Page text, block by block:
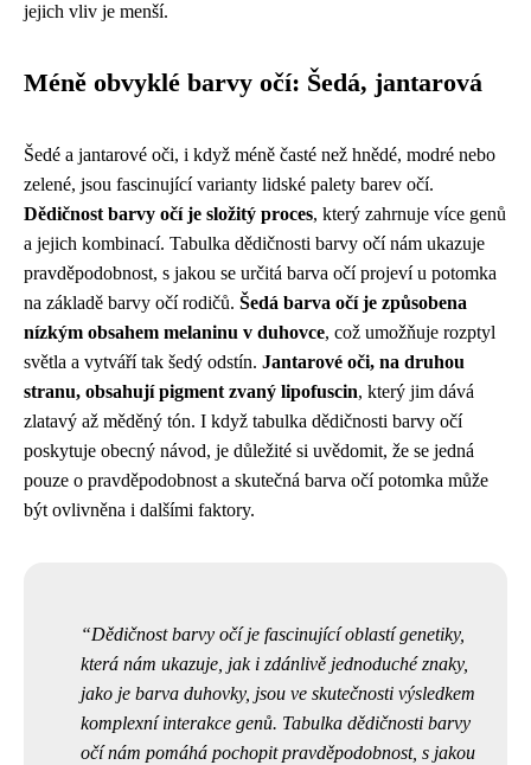
jejich vliv je menší.
Méně obvyklé barvy očí: Šedá, jantarová
Šedé a jantarové oči, i když méně časté než hnědé, modré nebo
zelené, jsou fascinující varianty lidské palety barev očí.
Dědičnost barvy očí je složitý proces, který zahrnuje více genů
a jejich kombinací. Tabulka dědičnosti barvy očí nám ukazuje
pravděpodobnost, s jakou se určitá barva očí projeví u potomka
na základě barvy očí rodičů. Šedá barva očí je způsobena
nízkým obsahem melaninu v duhovce, což umožňuje rozptyl
světla a vytváří tak šedý odstín. Jantarové oči, na druhou
stranu, obsahují pigment zvaný lipofuscin, který jim dává
zlatavý až měděný tón. I když tabulka dědičnosti barvy očí
poskytuje obecný návod, je důležité si uvědomit, že se jedná
pouze o pravděpodobnost a skutečná barva očí potomka může
být ovlivněna i dalšími faktory.
Dědičnost barvy očí je fascinující oblastí genetiky,
která nám ukazuje, jak i zdánlivě jednoduché znaky,
jako je barva duhovky, jsou ve skutečnosti výsledkem
komplexní interakce genů. Tabulka dědičnosti barvy
očí nám pomáhá pochopit pravděpodobnost, s jakou